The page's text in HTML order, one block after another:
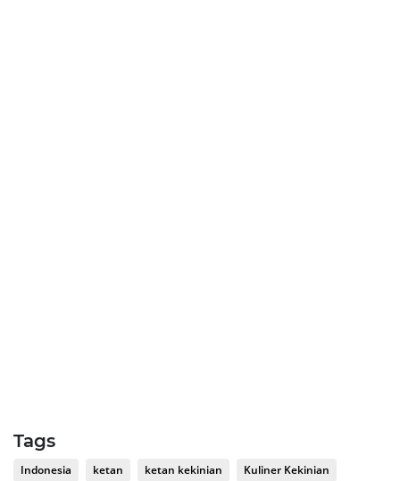
Tags
Indonesia ketan ketan kekinian Kuliner Kekinian